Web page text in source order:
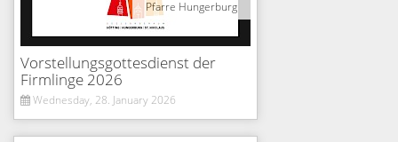
Pfarre Hungerburg
Vorstellungsgottesdienst der
Firmlinge 2026
Wednesday, 28. January 2026